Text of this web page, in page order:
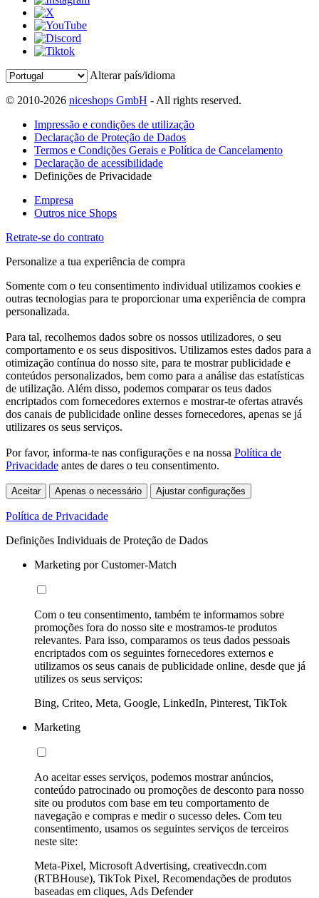
Alterar país/idioma
© 2010-2026 niceshops GmbH - All rights reserved.
Impressão e condições de utilização
Declaração de Proteção de Dados
Termos e Condições Gerais e Política de Cancelamento
Declaração de acessibilidade
Definições de Privacidade
Empresa
Outros nice Shops
Retrate-se do contrato
Personalize a tua experiência de compra
Somente com o teu consentimento individual utilizamos cookies e
outras tecnologias para te proporcionar uma experiência de compra
personalizada.
Para tal, recolhemos dados sobre os nossos utilizadores, o seu
comportamento e os seus dispositivos. Utilizamos estes dados para a
otimização contínua do nosso site, para te mostrar publicidade e
conteúdos personalizados, bem como para a análise das estatísticas
de utilização. Além disso, podemos comparar os teus dados
encriptados com fornecedores externos e mostrar-te ofertas através
dos canais de publicidade online desses fornecedores, apenas se já
utilizares os seus serviços.
Por favor, informa-te nas configurações e na nossa Política de
Privacidade antes de dares o teu consentimento.
Aceitar Apenas o necessário Ajustar configurações
Política de Privacidade
Definições Individuais de Proteção de Dados
Marketing por Customer-Match
Com o teu consentimento, também te informamos sobre
promoções fora do nosso site e mostramos-te produtos
relevantes. Para isso, comparamos os teus dados pessoais
encriptados com os seguintes fornecedores externos e
utilizamos os seus canais de publicidade online, desde que já
utilizes os seus serviços:
Bing, Criteo, Meta, Google, LinkedIn, Pinterest, TikTok
Marketing
Ao aceitar esses serviços, podemos mostrar anúncios,
conteúdo patrocinado ou promoções de desconto para nosso
site ou produtos com base em teu comportamento de
navegação e compras e medir o sucesso deles. Com teu
consentimento, usamos os seguintes serviços de terceiros
neste site:
Meta-Pixel, Microsoft Advertising, creativecdn.com
(RTBHouse), TikTok Pixel, Recomendações de produtos
baseadas em cliques, Ads Defender